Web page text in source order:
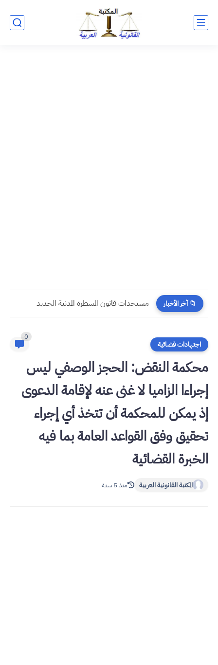
📁 آخر الأخبار
اجتهادات قضائية
0
محكمة النقض: الحجز الوصفي ليس
إجراءا الزاميا لا غنى عنه لإقامة الدعوى
إذ يمكن للمحكمة أن تتخذ أي إجراء
تحقيق وفق القواعد العامة بما فيه
الخبرة القضائية
المكتبة القانونية العربية منذ 5 سنة